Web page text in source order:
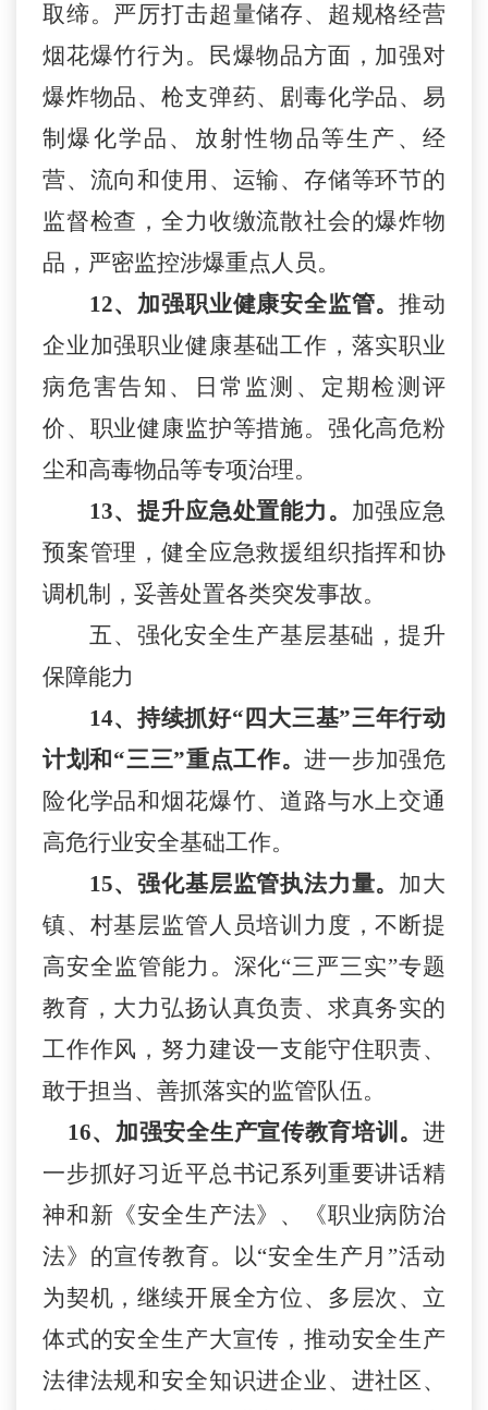
取缔。 严厉打击超量储存、超规格经营
烟花爆竹行为。民爆物品方面，加强对
爆炸物品、枪支弹药、剧毒化学品、易
制爆化学品、放射性物品等生产、经
营、流向和使用、运输、存储等环节的
监督检查，全力收缴流散社会的爆炸物
品，严密监控涉爆重点人员。
12、加强职业健康安全监管。推动
企业加强职业健康基础工作，落实职业
病危害告知、日常监测、定期检测评
价、职业健康监护等措施。强化高危粉
尘和高毒物品等专项治理。
13、提升应急处置能力。 加强应急
预案管理，健全应急救援组织指挥和协
调机制，妥善处置各类突发事故。
五、强化安全生产基层基础，提升
保障能力
14、持续抓好“四大三基”三年行动
计划和“三三”重点工作。进一步加强危
险化学品和烟花爆竹、道路与水上交通
高危行业安全基础工作。
15、强化基层监管执法力量。 加大
镇、村基层监管人员培训力度，不断提
高安全监管能力。深化“三严三实”专题
教育，大力弘扬认真负责、求真务实的
工作作风，努力建设一支能守住职责、
敢于担当、善抓落实的监管队伍。
16、加强安全生产宣传教育培训。进
一步抓好习近平总书记系列重要讲话精
神和新《安全生产法》、《职业病防治
法》的宣传教育。以“安全生产月”活动
为契机，继续开展全方位、多层次、立
体式的安全生产大宣传，推动安全生产
法律法规和安全知识进企业、进社区、